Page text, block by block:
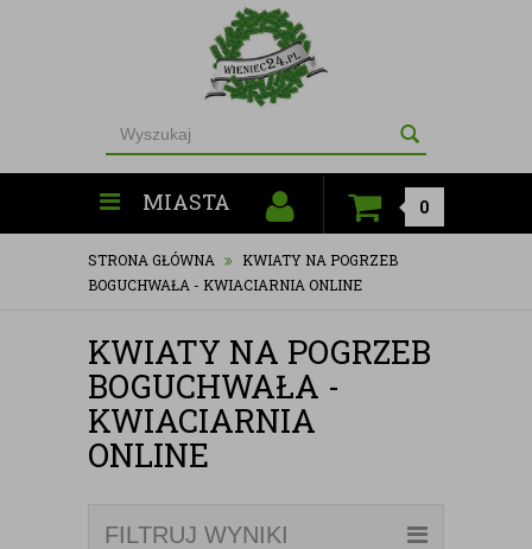
MIASTA 0
STRONA GŁÓWNA
KWIATY NA POGRZEB
BOGUCHWAŁA - KWIACIARNIA ONLINE
KWIATY NA POGRZEB
BOGUCHWAŁA -
KWIACIARNIA
ONLINE
FILTRUJ WYNIKI